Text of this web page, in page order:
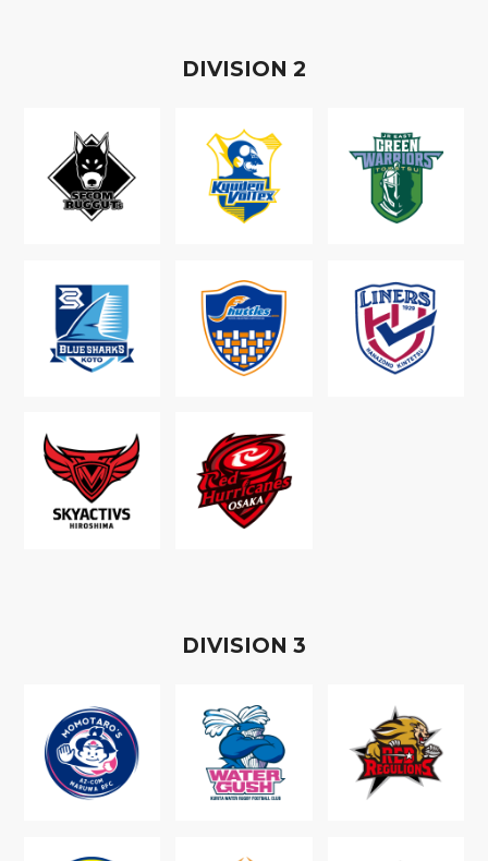
DIVISION 2
DIVISION 3